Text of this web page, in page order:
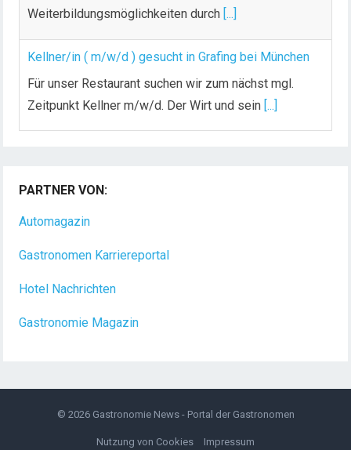
Weiterbildungsmöglichkeiten durch [...]
Kellner/in ( m/w/d ) gesucht in Grafing bei München
Für unser Restaurant suchen wir zum nächst mgl.
Zeitpunkt Kellner m/w/d. Der Wirt und sein [...]
Dein Arbeitsplatz mit Urlaubsfeeling Chef de Rang
(m/w/d) Du bist Gastgeber aus Leidenschaft und
PARTNER VON:
Automagazin
Gastronomen Karriereportal
Hotel Nachrichten
Gastronomie Magazin
© 2026 Gastronomie News - Portal der Gastronomen
Nutzung von Cookies Impressum